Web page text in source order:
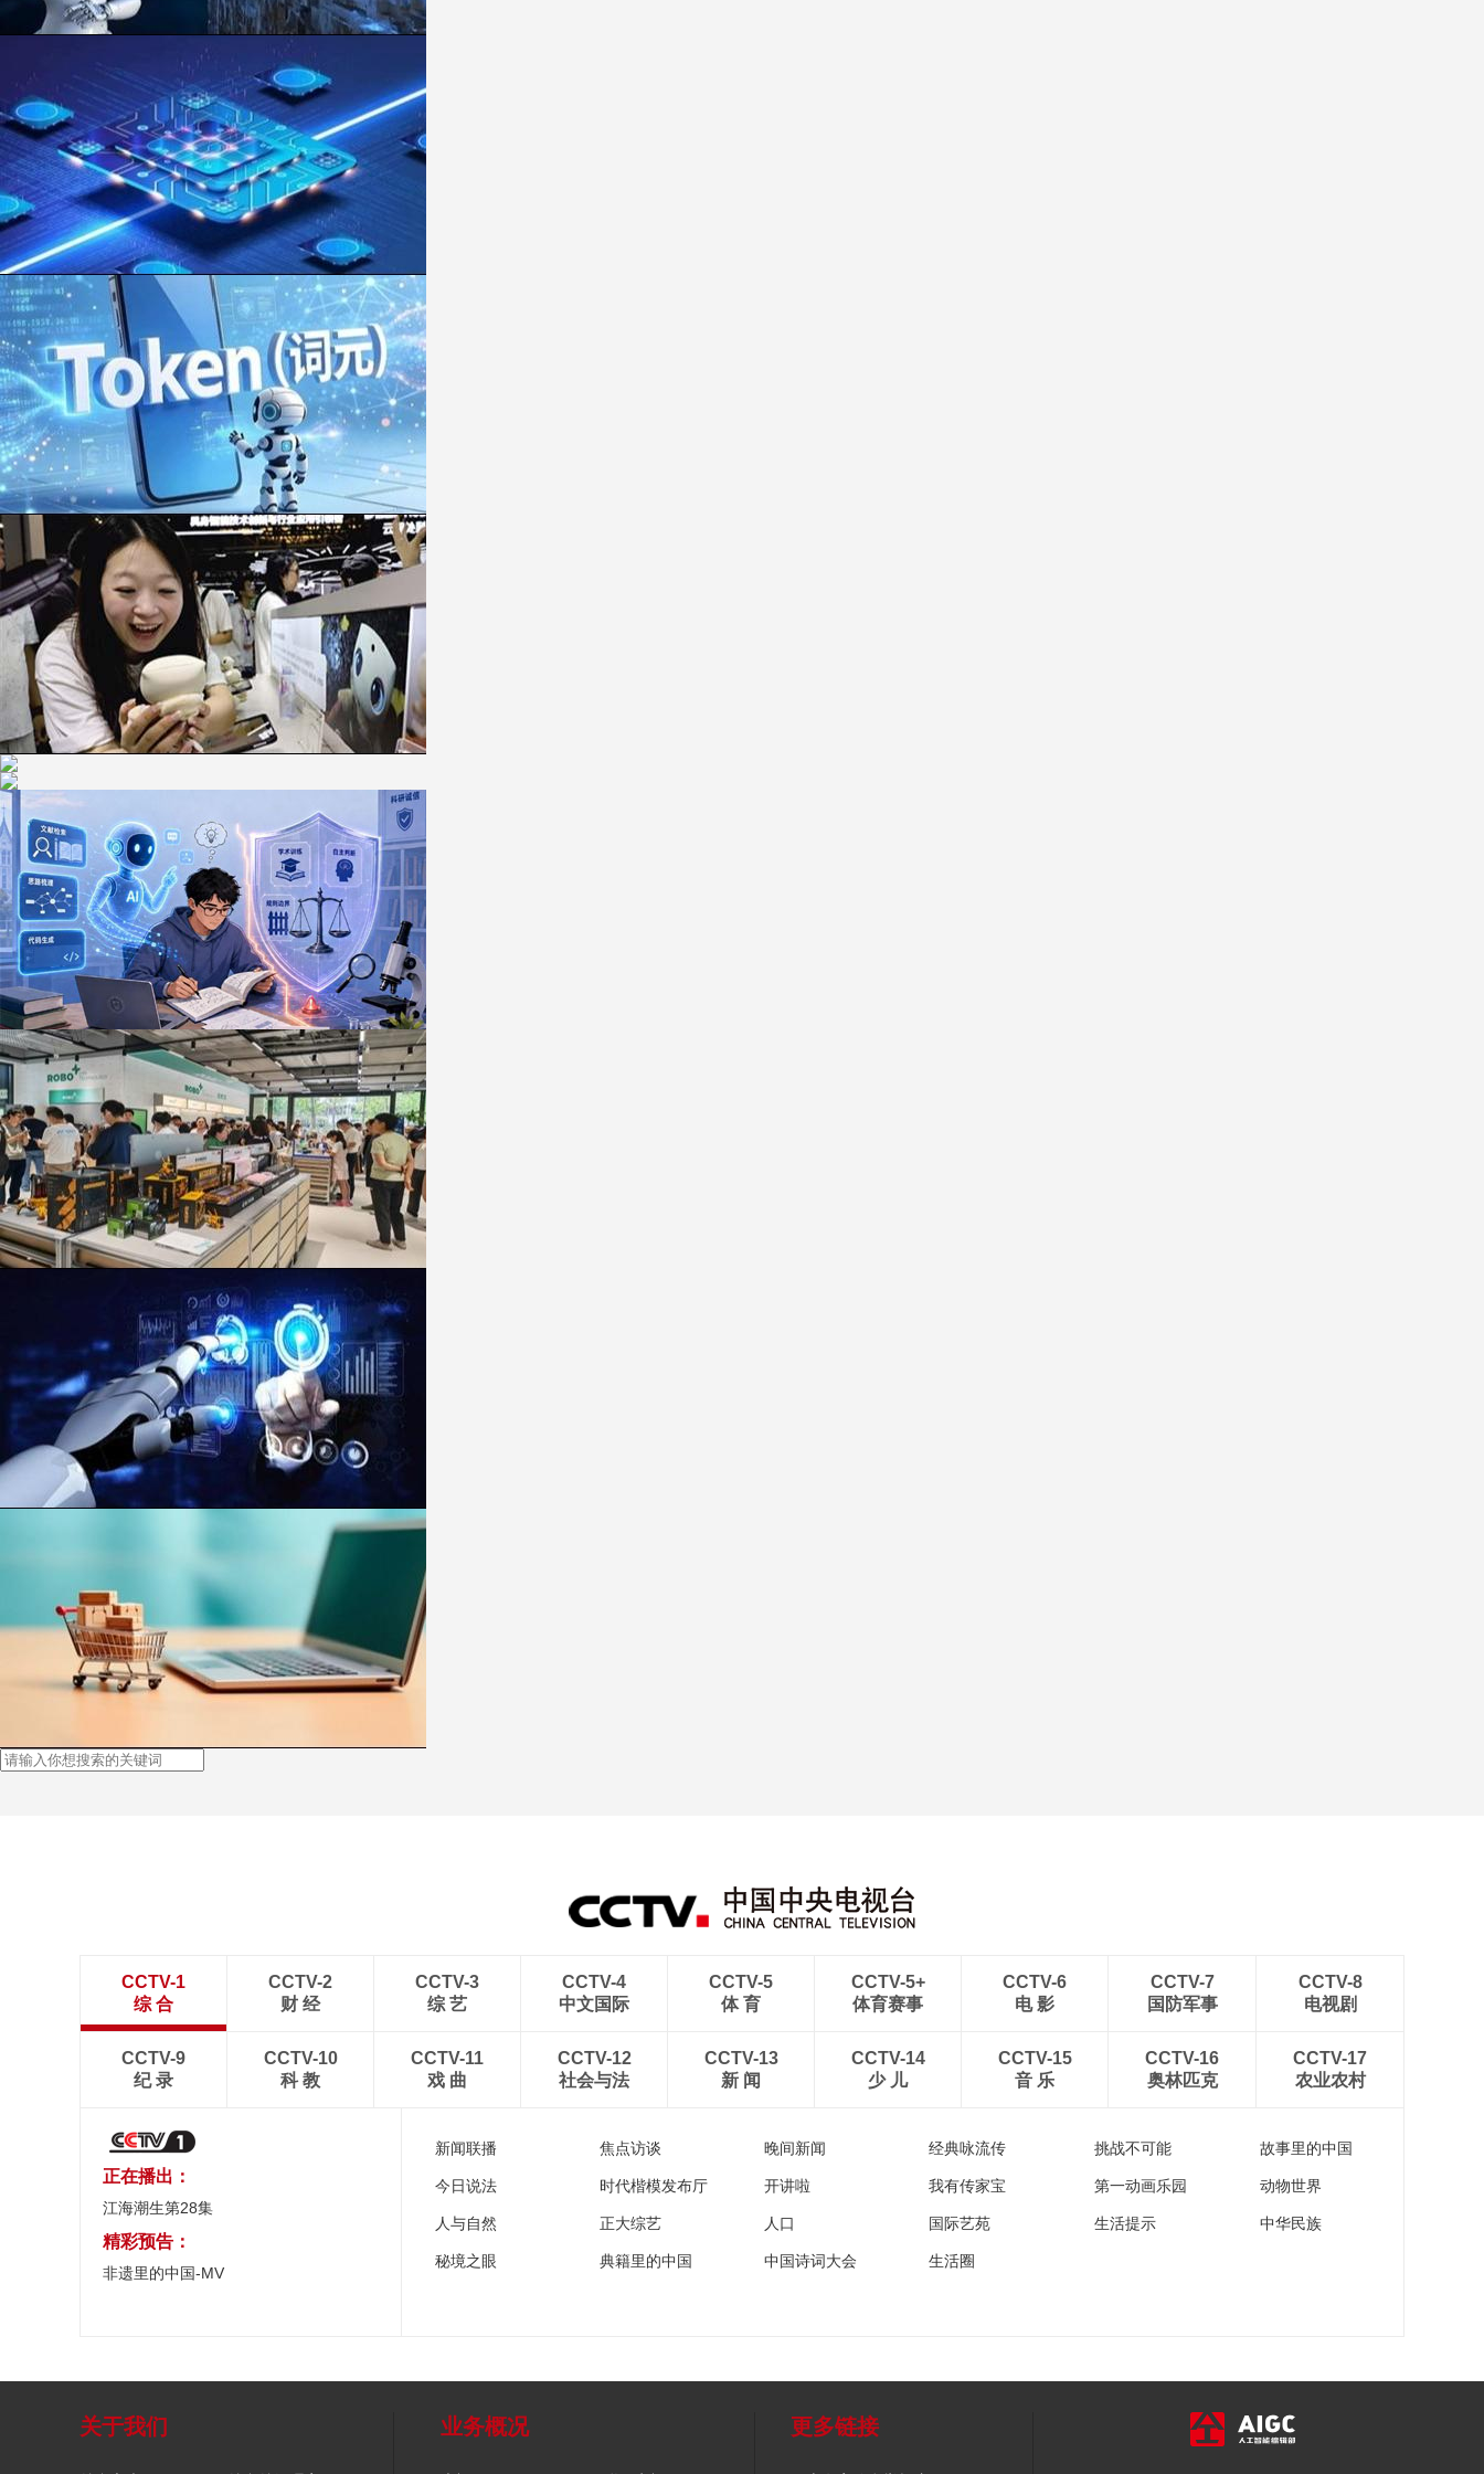
CCTV-1
综 合
CCTV-2
财 经
CCTV-3
综 艺
CCTV-4
中文国际
CCTV-5
体 育
CCTV-5+
体育赛事
CCTV-6
电 影
CCTV-7
国防军事
CCTV-8
电视剧
CCTV-9
纪 录
CCTV-10
科 教
CCTV-11
戏 曲
CCTV-12
社会与法
CCTV-13
新 闻
CCTV-14
少 儿
CCTV-15
音 乐
CCTV-16
奥林匹克
CCTV-17
农业农村
正在播出：
江海潮生第28集
精彩预告：
非遗里的中国-MV
新闻联播 焦点访谈 晚间新闻 经典咏流传 挑战不可能 故事里的中国
今日说法 时代楷模发布厅 开讲啦 我有传家宝 第一动画乐园 动物世界
人与自然 正大综艺 人口 国际艺苑 生活提示 中华民族
秘境之眼 典籍里的中国 中国诗词大会 生活圈
关于我们 业务概况 更多链接